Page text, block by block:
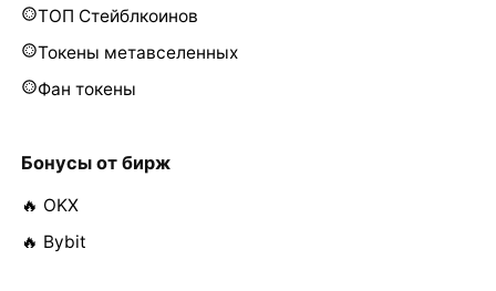
ТОП Стейблкоинов
Токены метавселенных
Фан токены
Бонусы от бирж
🔥 OKX
🔥 Bybit